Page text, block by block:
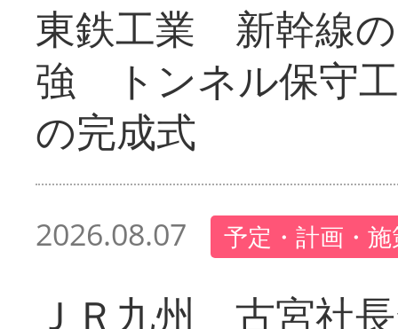
東鉄工業 新幹線
強 トンネル保守
の完成式
2026.08.07 予定・計画・
ＪＲ九州 古宮社